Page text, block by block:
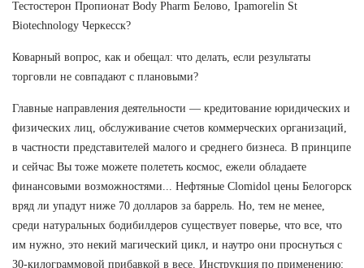
Тестостерон Пропионат Body Pharm Белово, Ipamorelin St
Biotechnology Черкесск?
Коварный вопрос, как и обещал: что делать, если результаты
торговли не совпадают с плановыми?
Главные направления деятельности — кредитование юридических и
физических лиц, обслуживание счетов коммерческих организаций,
в частности представителей малого и среднего бизнеса. В принципе
и сейчас Вы тоже можете полететь космос, ежели обладаете
финансовыми возможностями... Нефтяные Clomidol цены Белогорск
вряд ли упадут ниже 70 долларов за баррель. Но, тем не менее,
среди натуральных бодибилдеров существует поверье, что все, что
им нужно, это некий магический цикл, и наутро они проснуться с
30-килограммовой прибавкой в весе. Инструкция по применению: